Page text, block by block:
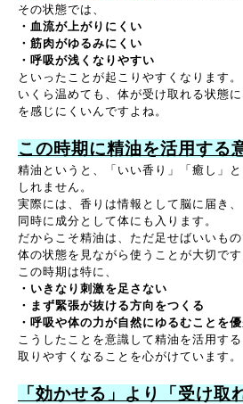
その状態では、
・血流が上がりにくい
・筋肉がゆるみにくい
・呼吸が浅くなりやすい
といったことが起こりやすくなります。
いくら温めても、体が受け取れる状態
を感じにくいんですよね。
この時期に精油を活用する
精油というと、「いい香り」「癒し」
しれません。
実際には、香りは情報として脳に届き、
同時に成分として体にも入ります。
だからこそ精油は、ただ足せばいいもの
体の状態を見ながら使うことが大切です
この時期は特に、
・いきなり刺激を足さない
・まず緊張が抜ける方向をつくる
・呼吸や体の力が自然にゆるむことを
こうしたことを意識して精油を活用す
取りやすくなることを心がけています。
「効かせる」より「受け取